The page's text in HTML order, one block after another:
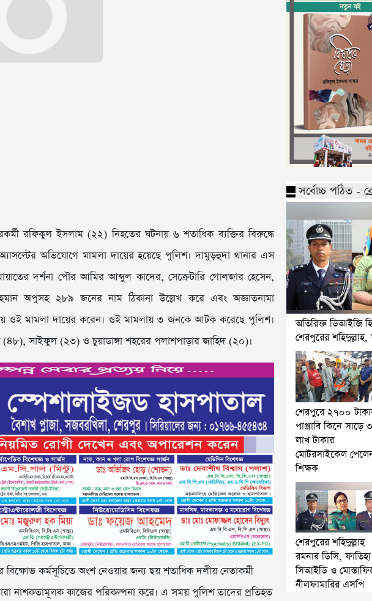
রফিকুল ইসলাম (২২) নিহতের ঘটনায় ৬ শতাধিক ব্যক্তির বিরুদ্ধে
অভিযোগে মামলা দায়ের হয়েছে পুলিশ। দামুড়হুদা থানার এস
দর্শনা পৌর আমির আব্দুল কাদের, সেক্রেটারি গোলজার হেসেন,
অপুসহ ২৮৯ জনের নাম ঠিকানা উল্লেখ করে এবং অজ্ঞাতনামা
ওই মামলা দায়ের করেন। ওই মামলায় ৩ জনকে আটক করেছে পুলিশ।
সাইফুল (২৩) ও চুয়াডাঙ্গা শহরের পলাশপাড়ার জাহিদ (২০)।
বিক্ষোভ কর্মসূচিতে অংশ নেওয়ার জন্য ছয় শতাধিক দলীয় নেতাকর্মী
নাশকতামূলক কাজের পরিকল্পনা করে। এ সময় পুলিশ তাদের প্রতিহত
সর্বোচ্চ পঠিত -
অতিরিক্ত ডিআইজি
শেরপুরের
শেরপুরে ২৭০০
পাঞ্জাবি কিনে সাড়ে ৩
লাখ টাকার
মোটরসাইকেল
শিক্ষক
শেরপুরের শহিদুল্লাহ
রমনার ডিসি, ফাতিহা
সিআইডি ও
নীলফামারির এসপি